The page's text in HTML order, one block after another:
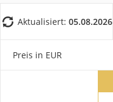
Aktualisiert: 05.08.2026
Preis in EUR